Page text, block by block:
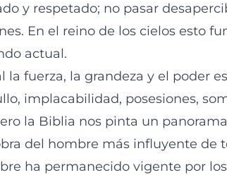
y respetado; no pasar
En el reino de los cielos esto
actual.
la fuerza, la grandeza y el poder
implacabilidad, posesiones,
la Biblia nos pinta un
del hombre más influyente de
ha permanecido vigente por